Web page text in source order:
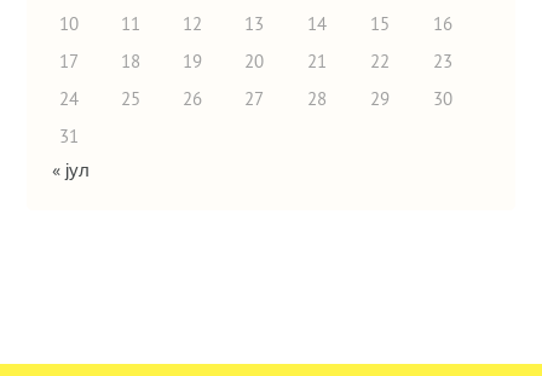
10
11 12 13 14 15
16
17
18 19 20 21 22
23
24
25 26 27 28 29
30
31
« јул